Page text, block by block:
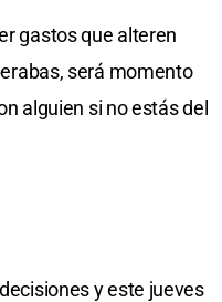
gastos que alteren
será momento
alguien si no estás del
y este jueves